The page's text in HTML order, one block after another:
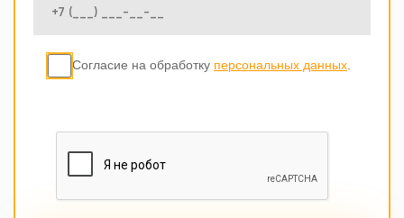
Согласие на обработку персональных данных.